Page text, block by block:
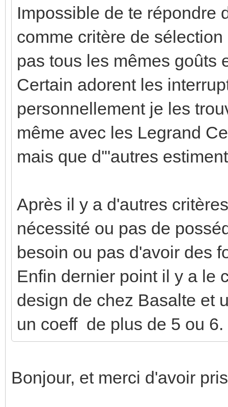
Impossible de te répondre
comme critère de
pas tous les mêmes goûts
Certain adorent les
personnellement je les
même avec les Legrand
mais que d'"autres
Après il y a d'autres
nécessité ou pas de
besoin ou pas d'avoir des
Enfin dernier point il y a le
design de chez Basalte et
un coeff de plus de 5 ou 6.
Bonjour, et merci d'avoir